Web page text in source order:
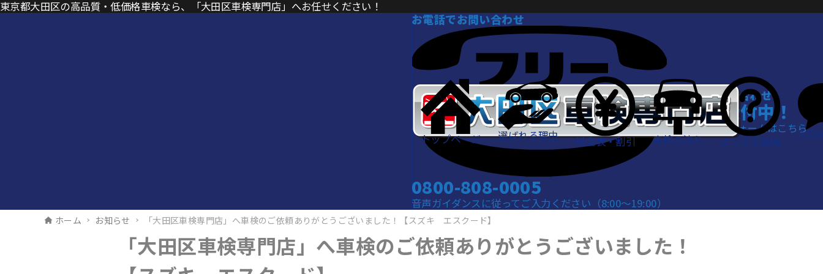
東京都大田区の高品質・低価格車検なら、「大田区車検専門店」へお任せください！
お電話でお問い合わせ
0800-808-0005
音声ガイダンスに従ってご入力ください（8:00～19:00）
WEBでお問い合わせ
24時間受付中！
お問い合わせフォームはこちら
トップページ 選ばれる理由 料金表・割引 車検の流れ よくある質問 お客
ホーム お知らせ 「大田区車検専門店」へ車検のご依頼ありがとうございました！【スズキ エスクード】
「大田区車検専門店」へ車検のご依頼ありがとうございました！